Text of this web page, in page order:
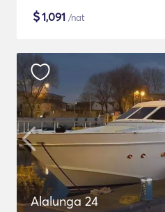
$1,091 /nat
Alalunga 24